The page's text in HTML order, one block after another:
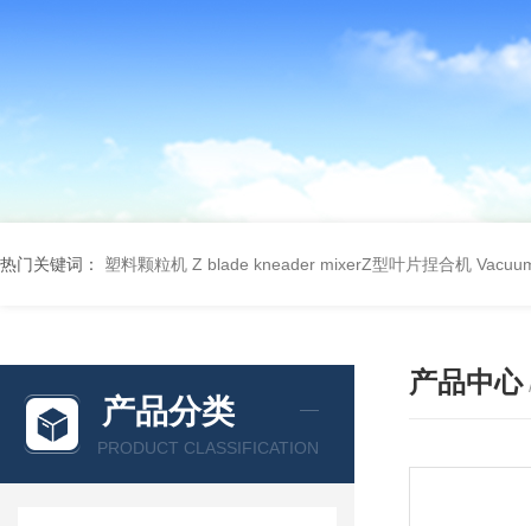
热门关键词： 塑料颗粒机 Z blade kneader mixerZ型叶片捏合机
产品分类
PRODUCT CLASSIFICATION
产品中心